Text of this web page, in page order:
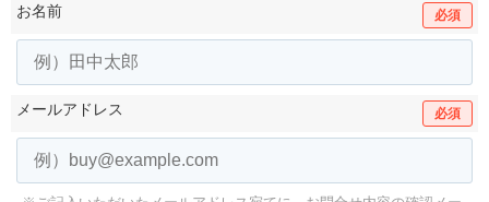
お名前 必須
メールアドレス 必須